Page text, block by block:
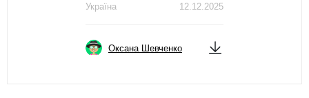
12.12.2025
Україна
Оксана Шевченко